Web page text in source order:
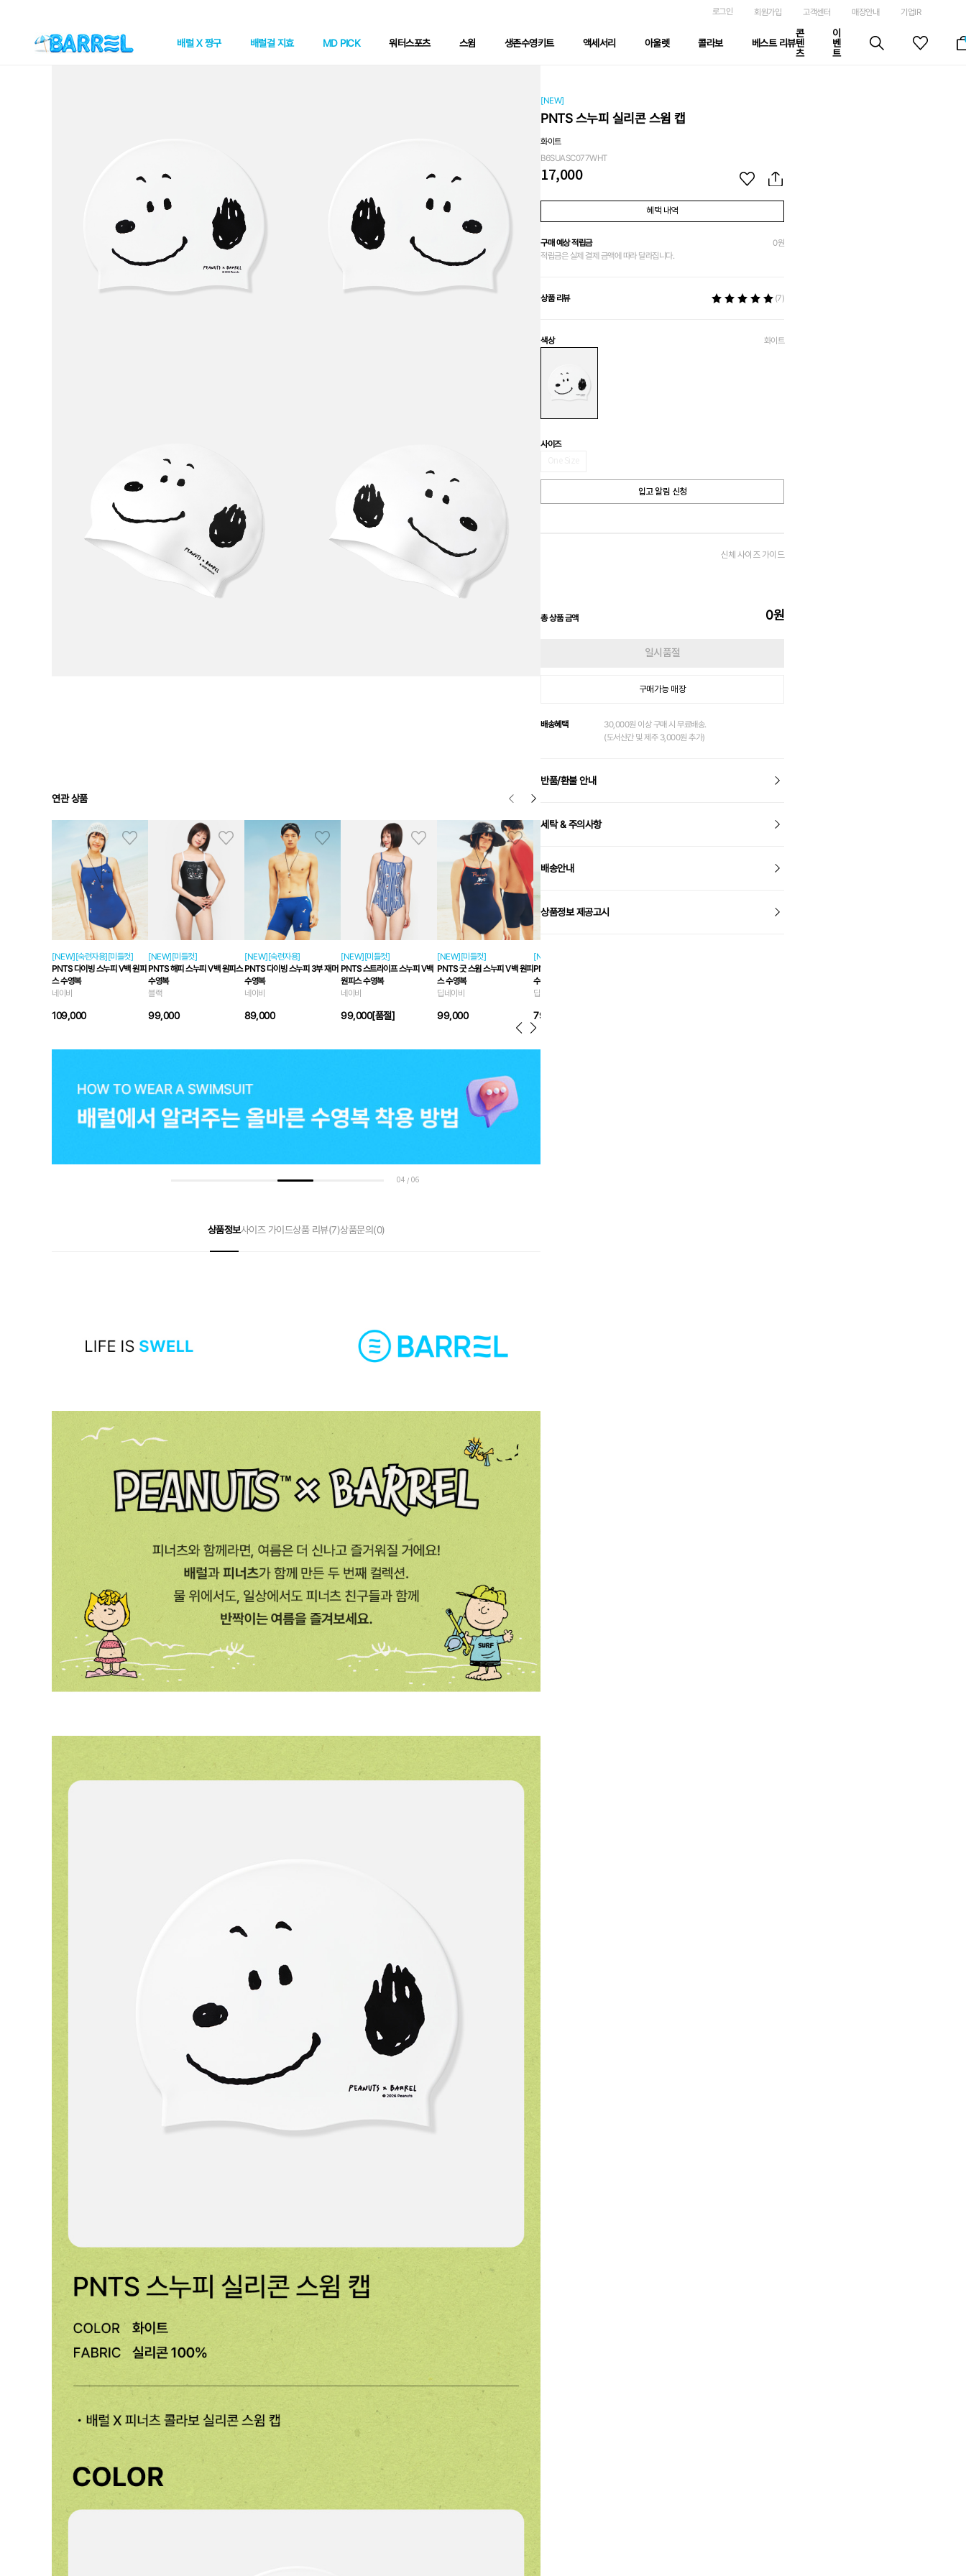
로그인 회원가입 고객센터 매장안내 기업IR
배럴 X 짱구 배럴걸 지효 MD PICK 워터스포츠 스윔 생존수영키트 액세서리 아울렛 콜라보 베스트 리뷰
콘
텐
츠
이
벤
트
연관 상품
[NEW][숙련자용][미들컷]
PNTS 다이빙 스누피 V백 원피
스 수영복
네이비
109,000
[NEW][미들컷]
PNTS 해피 스누피 V백 원피스
수영복
블랙
99,000
[NEW][숙련자용]
PNTS 다이빙 스누피 3부 재머
수영복
네이비
89,000
[NEW][미들컷]
PNTS 스트라이프 스누피 V백
원피스 수영복
네이비
99,000[품절]
[NEW][미들컷]
PNTS 굿 스윔 스누피 V백 원피
스 수영복
딥네이비
99,000
[NEW]
PNTS 굿 스윔 스누피 3부 재머
수영복
딥네이비
79,000
04 / 06
상품정보사이즈 가이드상품 리뷰(7)상품문의(0)
[NEW]
PNTS 스누피 실리콘 스윔 캡
화이트
B6SUASC077WHT
17,000
혜택 내역
구매 예상 적립금
적립금은 실제 결제 금액에 따라 달라집니다.
0원
상품 리뷰 (7)
색상 화이트
사이즈
입고 알림 신청
신체 사이즈 가이드
총 상품 금액 0원
일시품절
구매가능 매장
배송혜택
30,000원 이상 구매 시 무료배송.
(도서산간 및 제주 3,000원 추가)
반품/환불 안내
세탁 & 주의사항
배송안내
상품정보 제공고시